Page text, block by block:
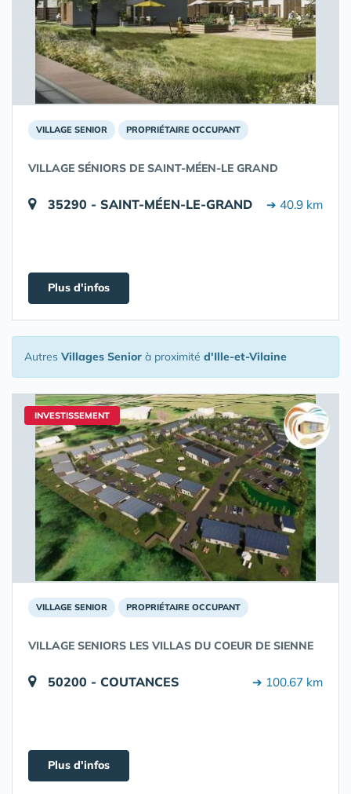
VILLAGE SENIOR PROPRIÉTAIRE OCCUPANT
VILLAGE SÉNIORS DE SAINT-MÉEN-LE GRAND
35290 - SAINT-MÉEN-LE-GRAND ➔ 40.9 km
Plus d'infos
Autres Villages Senior à proximité d'Ille-et-Vilaine
INVESTISSEMENT
VILLAGE SENIOR PROPRIÉTAIRE OCCUPANT
VILLAGE SENIORS LES VILLAS DU COEUR DE SIENNE
50200 - COUTANCES ➔ 100.67 km
Plus d'infos